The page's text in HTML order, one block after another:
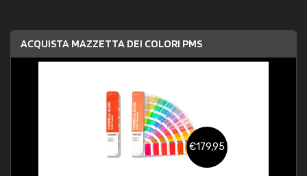
ACQUISTA MAZZETTA DEI COLORI PMS
€179,95